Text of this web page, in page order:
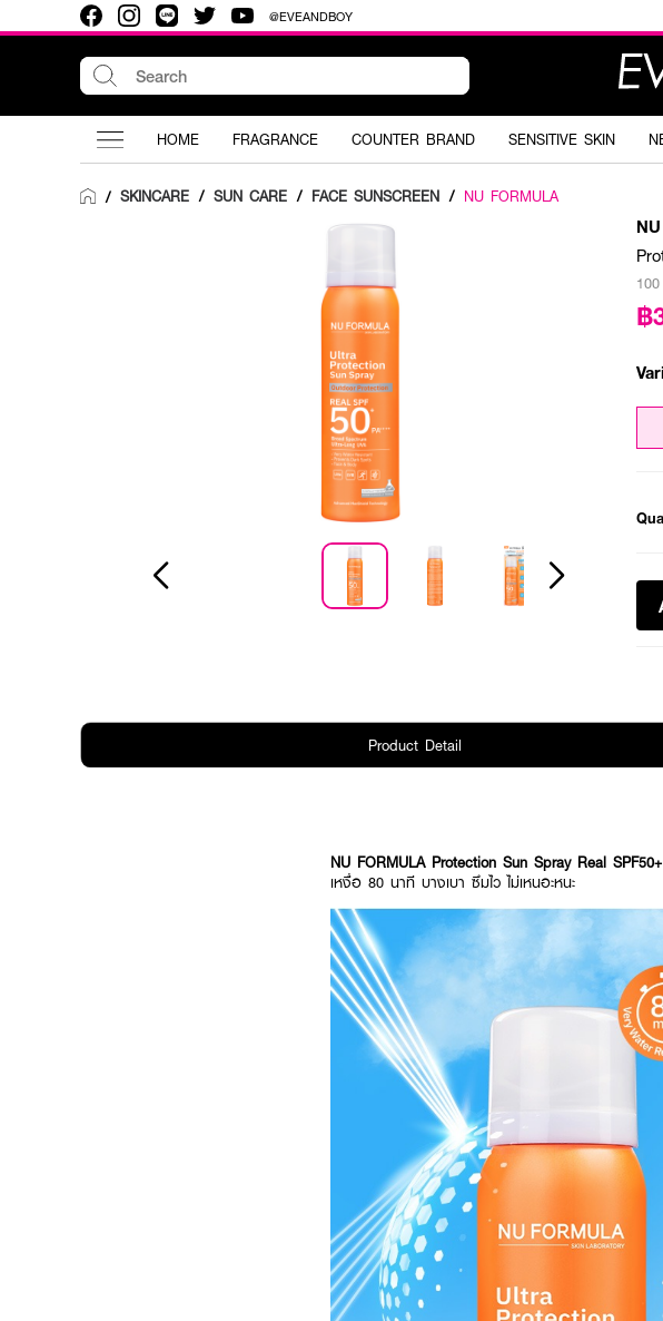
@EVEANDBOY
HOME FRAGRANCE COUNTER BRAND SENSITIVE SKIN
/ SKINCARE / SUN CARE / FACE SUNSCREEN / NU FORMULA
฿
Product Detail
NU FORMULA Protection Sun Spray Real
เหงื่อ 80 นาที บางเบา ซึมไว ไม่เหนอะหนะ